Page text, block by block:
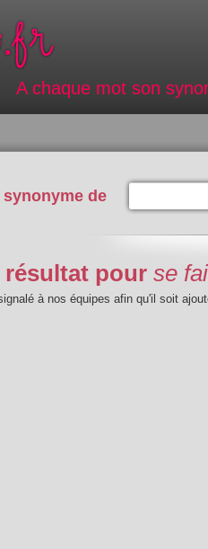
A chaque mot son
de
pour se
à nos équipes afin qu'il soit